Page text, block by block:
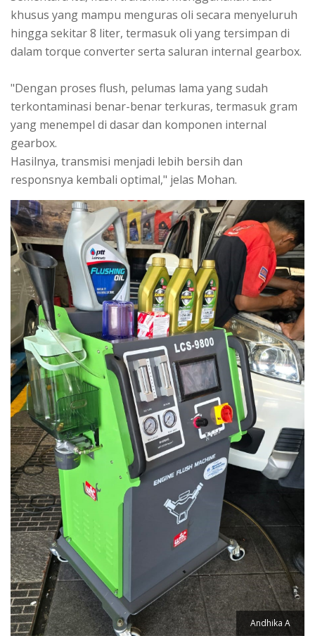
khusus yang mampu menguras oli secara menyeluruh
hingga sekitar 8 liter, termasuk oli yang tersimpan di
dalam torque converter serta saluran internal gearbox.
"Dengan proses flush, pelumas lama yang sudah
terkontaminasi benar-benar terkuras, termasuk gram
yang menempel di dasar dan komponen internal
gearbox.
Hasilnya, transmisi menjadi lebih bersih dan
responsnya kembali optimal," jelas Mohan.
Andhika A